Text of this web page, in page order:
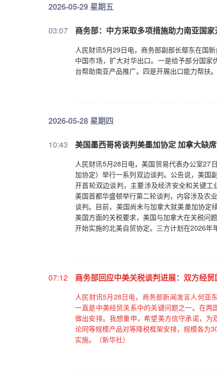
2026-05-29 星期五
03:07 商务部：中方采取多项措施助力南亚国
人民财讯5月29日电，商务部副部长鄢东在国
中国市场，扩大对华出口。一是给予部分国
台帮助南亚产品推广。四是开展出口能力帮扶。
2026-05-28 星期四
10:43 美国墨西哥将谈判美墨加协定 加拿大缺席
人民财讯5月28日电，美国贸易代表办公室27
加协定）举行一系列双边谈判。公告说，美国
开首轮双边谈判，主要涉及经济安全和关键
美国首都华盛顿举行第二轮谈判，内容涉及农
谈判。目前，美国尚未与加拿大就美墨加协定
美国方面的关税要求，美国与加拿大在关税问
开始实施的北美自贸协定。三方计划在2026
07:12 商务部回应中美关税谈判进展：双方经
人民财讯5月28日电，商务部新闻发言人何亚
一直是中美经贸关系中的关键问题之一。在
做出安排。我想重申，希望美方信守承诺，
论同等规模产品对等降税框架安排，规模各为
实施。（新华社）